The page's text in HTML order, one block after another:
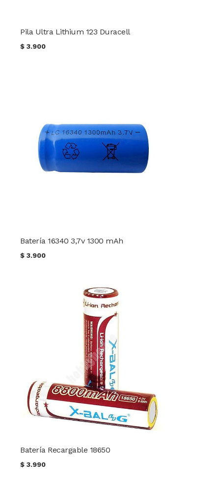
Pila Ultra Lithium 123 Duracell
$3.900
Batería 16340 3,7v 1300 mAh
$3.900
Batería Recargable 18650
$3.990